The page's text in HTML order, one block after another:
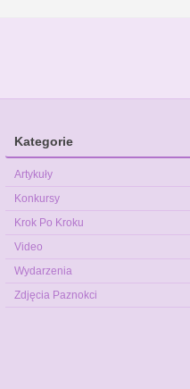
Kategorie
Artykuły
Konkursy
Krok Po Kroku
Video
Wydarzenia
Zdjęcia Paznokci